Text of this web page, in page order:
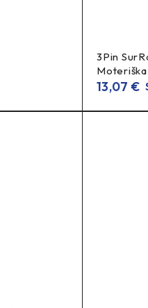
3Pin
13,07€